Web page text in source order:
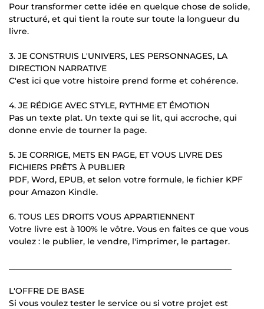
Pour transformer cette idée en quelque chose de solide,
structuré, et qui tient la route sur toute la longueur du
livre.
3. JE CONSTRUIS L'UNIVERS, LES PERSONNAGES, LA
DIRECTION NARRATIVE
C'est ici que votre histoire prend forme et cohérence.
4. JE RÉDIGE AVEC STYLE, RYTHME ET ÉMOTION
Pas un texte plat. Un texte qui se lit, qui accroche, qui
donne envie de tourner la page.
5. JE CORRIGE, METS EN PAGE, ET VOUS LIVRE DES
FICHIERS PRÊTS À PUBLIER
PDF, Word, EPUB, et selon votre formule, le fichier KPF
pour Amazon Kindle.
6. TOUS LES DROITS VOUS APPARTIENNENT
Votre livre est à 100% le vôtre. Vous en faites ce que vous
voulez : le publier, le vendre, l'imprimer, le partager.
L'OFFRE DE BASE
Si vous voulez tester le service ou si votre projet est